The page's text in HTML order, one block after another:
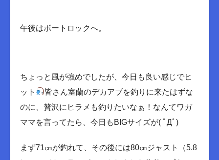
午後はボートロックへ。
ちょっと風が強めでしたが、今日も良い感じでヒ
ット
皆さん室蘭のデカアブを釣りに来たはずな
のに、贅沢にヒラメも釣りたいなぁ！なんてワガ
ママを言ってたら、今日もBIGサイズが( ﾟДﾟ)
まず71㎝が釣れて、その後には80㎝ジャスト（5.8